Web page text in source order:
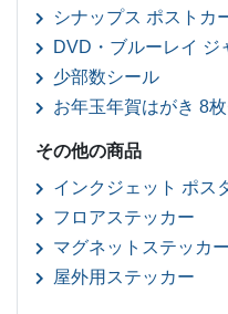
シナップス ポストカ
DVD・ブルーレイ ジ
少部数シール
お年玉年賀はがき 8
その他の商品
インクジェット ポス
フロアステッカー
マグネットステッカー
屋外用ステッカー